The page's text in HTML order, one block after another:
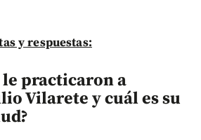
y respuestas:
practicaron a
Vilarete y cuál es su